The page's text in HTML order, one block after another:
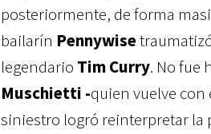
posteriormente, de forma
bailarín Pennywise
legendario Tim Curry. No fue
Muschietti -quien vuelve con
siniestro logró reinterpretar la